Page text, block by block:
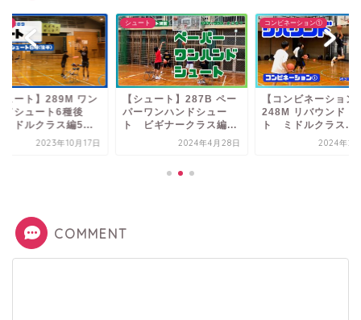
ュート】289M ワン
ドシュート6種後
ドルクラス編5...
2023年10月17日
シュート
【シュート】287B ペー
パーワンハンドシュー
ト ビギナークラス編...
2024年4月28日
コンビネーション①
【コンビネーショ
248M リバウンド シ
ト ミドルクラス...
2024年2
COMMENT